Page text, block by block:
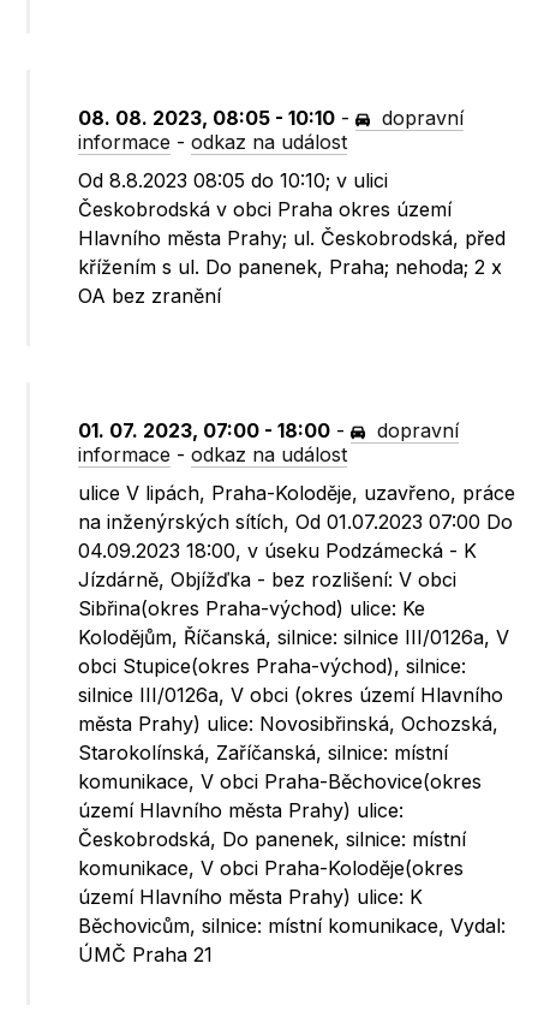
08. 08. 2023, 08:05 - 10:10 -
dopravní
informace -odkaz na událost
Od 8.8.2023 08:05 do 10:10; v ulici
Českobrodská v obci Praha okres území
Hlavního města Prahy; ul. Českobrodská, před
křížením s ul. Do panenek, Praha; nehoda; 2 x
OA bez zranění
01. 07. 2023, 07:00 - 18:00 -
dopravní
informace -odkaz na událost
ulice V lipách, Praha-Koloděje, uzavřeno, práce
na inženýrských sítích, Od 01.07.2023 07:00 Do
04.09.2023 18:00, v úseku Podzámecká - K
Jízdárně, Objížďka - bez rozlišení: V obci
Sibřina(okres Praha-východ) ulice: Ke
Kolodějům, Říčanská, silnice: silnice III/0126a, V
obci Stupice(okres Praha-východ), silnice:
silnice III/0126a, V obci (okres území Hlavního
města Prahy) ulice: Novosibřinská, Ochozská,
Starokolínská, Zaříčanská, silnice: místní
komunikace, V obci Praha-Běchovice(okres
území Hlavního města Prahy) ulice:
Českobrodská, Do panenek, silnice: místní
komunikace, V obci Praha-Koloděje(okres
území Hlavního města Prahy) ulice: K
Běchovicům, silnice: místní komunikace, Vydal:
ÚMČ Praha 21